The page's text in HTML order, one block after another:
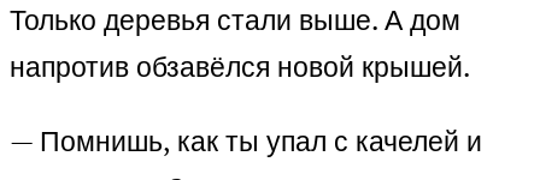
Только деревья стали выше. А дом
напротив обзавёлся новой крышей.
— Помнишь, как ты упал с качелей и